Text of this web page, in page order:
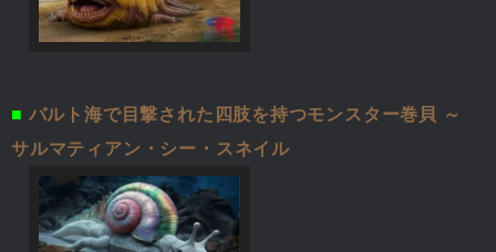
■ バルト海で目撃された四肢を持つモンスター巻貝 ～
サルマティアン・シー・スネイル